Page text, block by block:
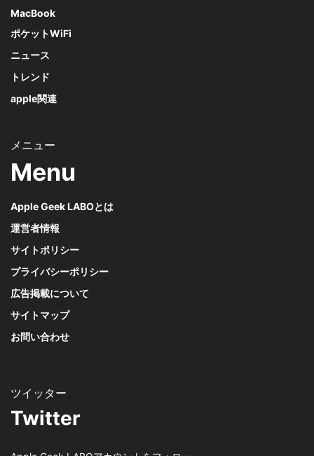
MacBook
ポケットWiFi
ニュース
トレンド
apple関連
Menu
Apple Geek LABOとは
運営者情報
サイトポリシー
プライバシーポリシー
広告掲載について
サイトマップ
お問い合わせ
Twitter